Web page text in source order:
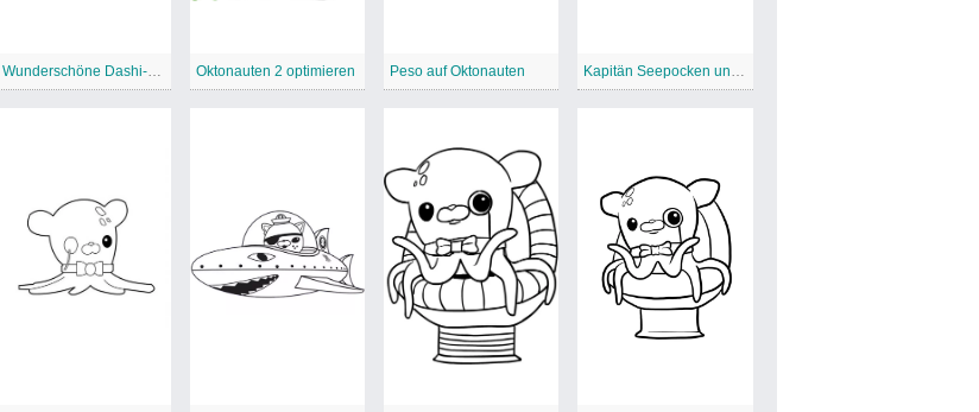
Wunderschöne Dashi-Oktonauten Oktonauten 2 optimieren Peso auf Oktonauten